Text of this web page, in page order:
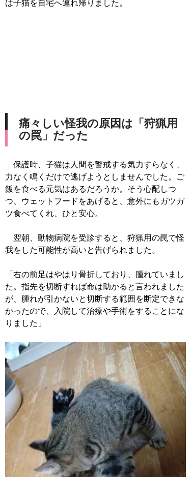
は子猫を自宅へ連れ帰りました。
痛々しい怪我の原因は「狩猟用
の罠」だった
保護時、子猫は人間を警戒する気力すらなく、
力なく鳴くだけで逃げようとしませんでした。ご
飯を食べる元気はあるだろうか。そう心配しつ
つ、ウェットフードをあげると、意外にもガツガ
ツ食べてくれ、ひと安心。
翌朝、動物病院を受診すると、狩猟用の罠で怪
我をした可能性が高いと告げられました。
「右の前足はやはり骨折しており、腫れていまし
た。指先を切断すれば命は助かると言われました
が、腫れが引かないと切断する範囲を断定できな
かったので、入院して治療や手術をすることにな
りました」